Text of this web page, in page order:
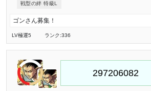
戦型の絆 特級L
ゴンさん募集！
LV極運5 ランク:336